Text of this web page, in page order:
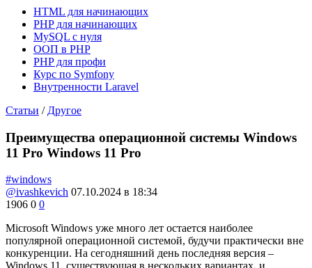
HTML для начинающих
PHP для начинающих
MySQL с нуля
ООП в PHP
PHP для профи
Курс по Symfony
Внутренности Laravel
Статьи / Другое
Преимущества операционной системы Windows
11 Pro Windows 11 Pro
#windows
@ivashkevich 07.10.2024 в 18:34
1906 0 0
Microsoft Windows уже много лет остается наиболее
популярной операционной системой, будучи практически вне
конкуренции. На сегодняшний день последняя версия –